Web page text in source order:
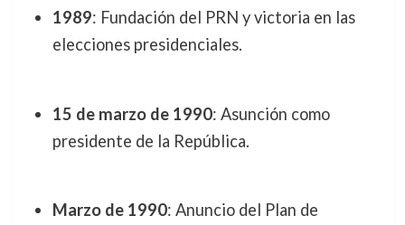
1989: Fundación del PRN y victoria en las
elecciones presidenciales.
15 de marzo de 1990: Asunción como
presidente de la República.
Marzo de 1990: Anuncio del Plan de